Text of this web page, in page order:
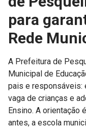
para
Rede
A Prefeitura de
Municipal de
pais e responsáveis:
vaga de crianças e
Ensino. A orientação
antes, a escola